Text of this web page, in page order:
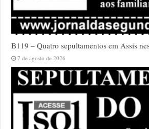
B119 – Quatro sepultamentos em Assis
7 de agosto de 2026